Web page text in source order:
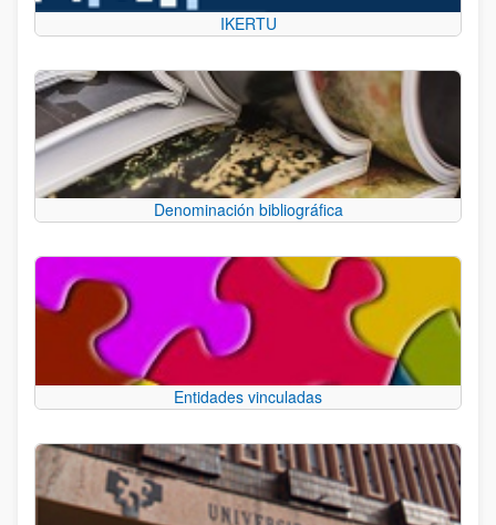
IKERTU
Denominación bibliográfica
Entidades vinculadas